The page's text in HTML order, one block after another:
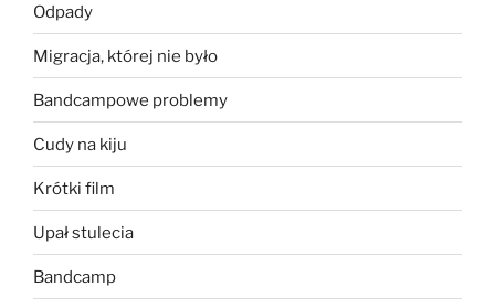
Odpady
Migracja, której nie było
Bandcampowe problemy
Cudy na kiju
Krótki film
Upał stulecia
Bandcamp